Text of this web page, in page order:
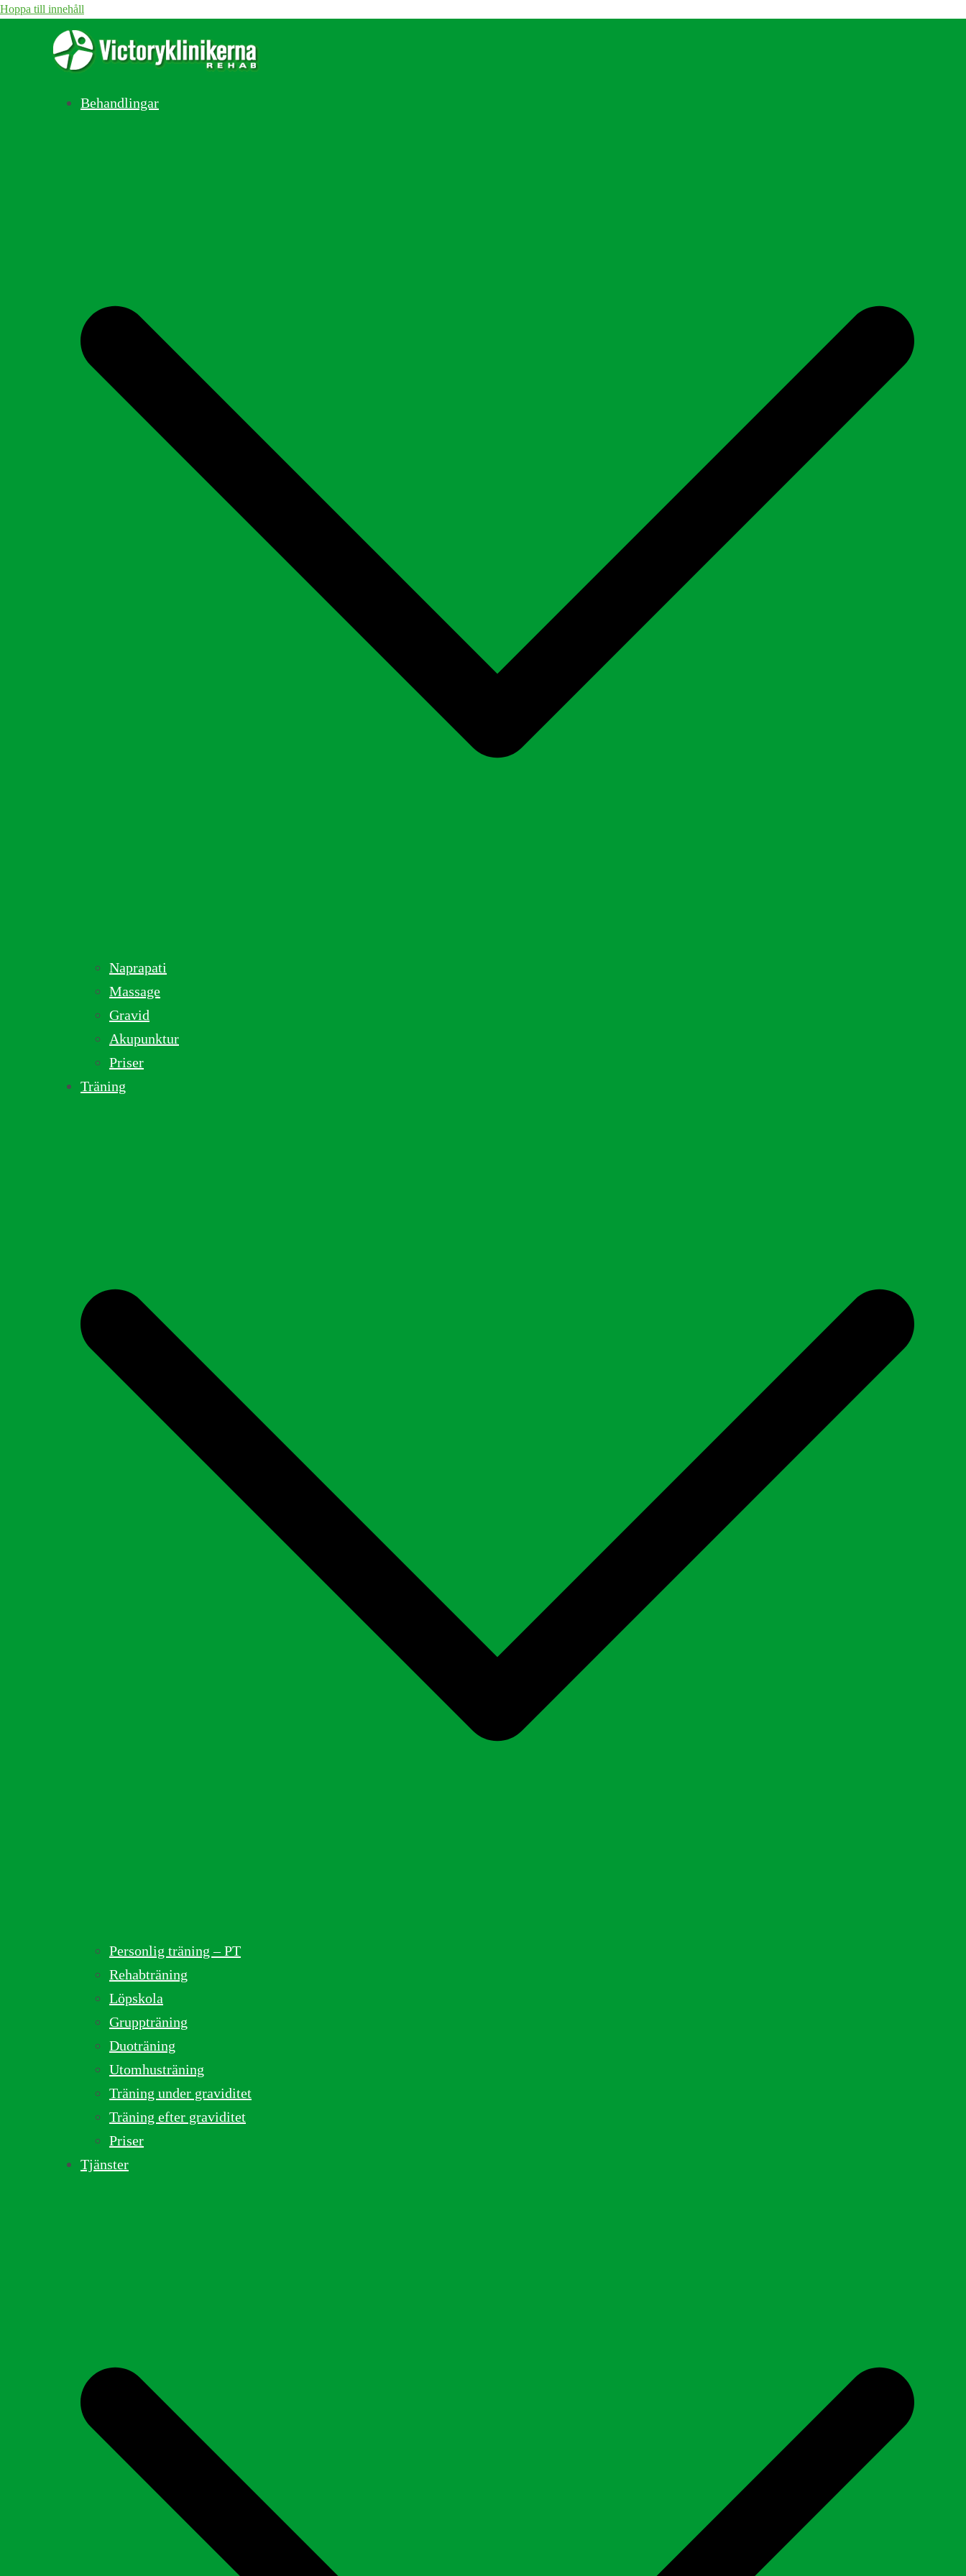
Hoppa till innehåll
Behandlingar
Naprapati
Massage
Gravid
Akupunktur
Priser
Träning
Personlig träning – PT
Rehabträning
Löpskola
Gruppträning
Duoträning
Utomhusträning
Träning under graviditet
Träning efter graviditet
Priser
Tjänster